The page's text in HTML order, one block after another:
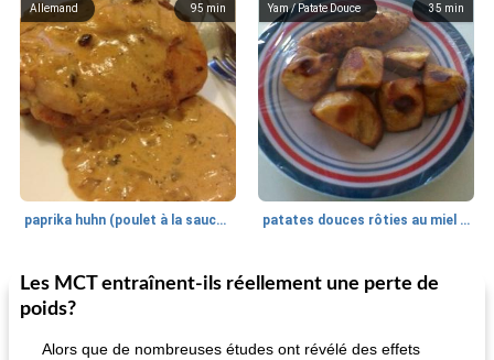
95 min
Allemand
paprika huhn (poulet à la sauce paprika).
35 min
Yam / Patate Douce
patates douces rôties au miel / kumara
25min
Petit déjeuner et brunch 45
Viande et volaille
Les MCT entraînent-ils réellement une perte de
poids?
Alors que de nombreuses études ont révélé des effets